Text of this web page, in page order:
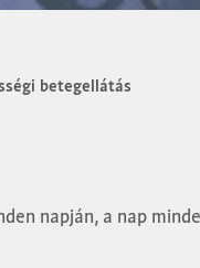
betegellátás
napján, a nap